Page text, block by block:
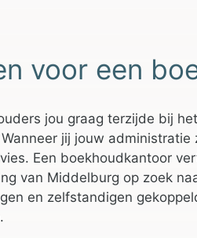
voor een
jou graag terzijde bij
jij jouw
Een boekhoudkantoor
van Middelburg op zoek
en zelfstandigen